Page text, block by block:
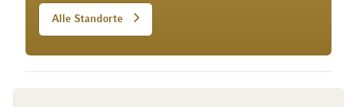
Alle Standorte